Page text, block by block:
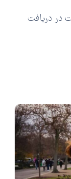
در دریافت